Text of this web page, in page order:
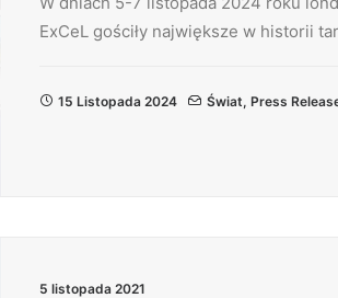
ExCeL gościły największe w historii
15 Listopada 2024 Świat, Press
5 listopada 2021